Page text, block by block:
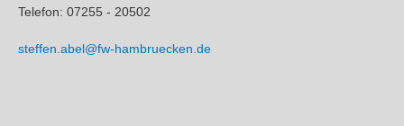
Telefon: 07255 - 20502
steffen.abel@fw-hambruecken.de